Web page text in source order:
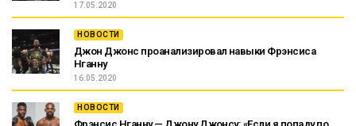
17.05.2020
НОВОСТИ
Джон Джонс проанализировал навыки Фрэнсиса
Нганну
16.05.2020
НОВОСТИ